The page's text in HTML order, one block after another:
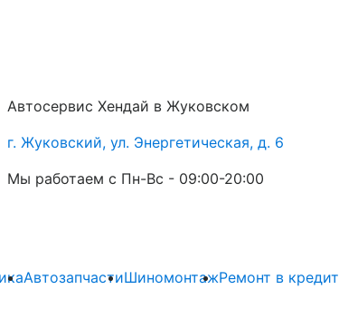
Автосервис Хендай в Жуковском
г. Жуковский, ул. Энергетическая, д. 6
Мы работаем с Пн-Вc - 09:00-20:00
АвтозапчастиШиномонтажРемонт в кредит